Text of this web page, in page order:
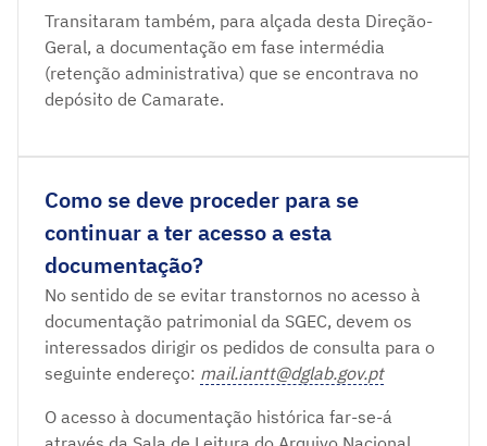
Transitaram também, para alçada desta Direção-
Geral, a documentação em fase intermédia
(retenção administrativa) que se encontrava no
depósito de Camarate.
Como se deve proceder para se
continuar a ter acesso a esta
documentação?
No sentido de se evitar transtornos no acesso à
documentação patrimonial da SGEC, devem os
interessados dirigir os pedidos de consulta para o
seguinte endereço: mail.iantt@dglab.gov.pt
O acesso à documentação histórica far-se-á